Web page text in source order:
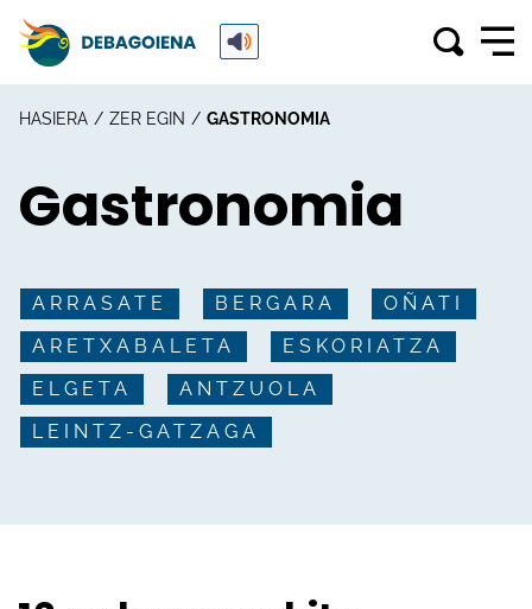
HASIERA ZER EGIN GASTRONOMIA
Gastronomia
ARRASATE BERGARA
OÑATI
ARETXABALETA
ESKORIATZA
ELGETA
ANTZUOLA
LEINTZ-GATZAGA